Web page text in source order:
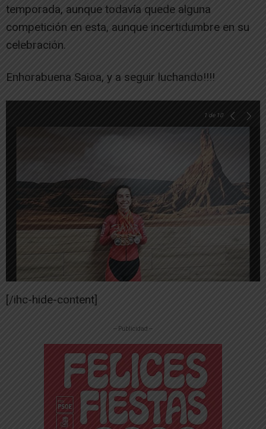
temporada, aunque todavía quede alguna
competición en esta, aunque incertidumbre en su
celebración.
Enhorabuena Saioa, y a seguir luchando!!!!
1 de 10
[/ihc-hide-content]
-- Publicidad --